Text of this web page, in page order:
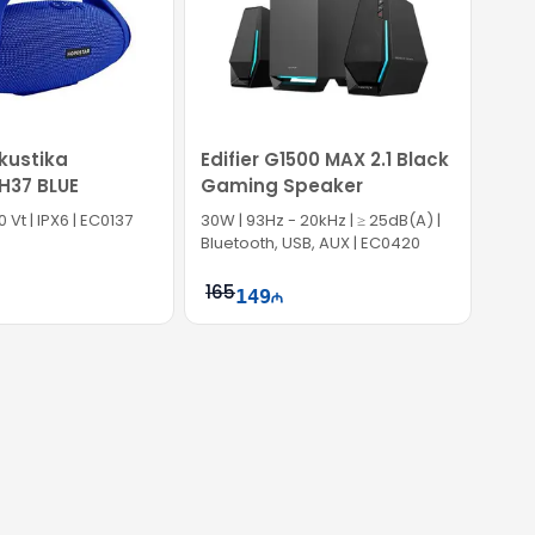
BLUE
| IPX6 | EC0137
Edifier G1500 MAX 2.1 Black
Gaming Speaker
30W | 93Hz - 20kHz | ≥ 25dB(A) |
Bluetooth, USB, AUX | EC0420
165149